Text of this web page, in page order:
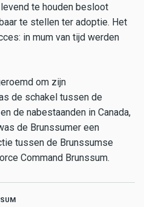
te houden besloot
te stellen ter adoptie. Het
in mum van tijd werden
om zijn
de schakel tussen de
de nabestaanden in Canada,
de Brunssumer een
tussen de Brunssumse
Command Brunssum.